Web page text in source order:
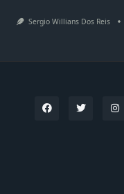
Sergio Willians Dos Reis